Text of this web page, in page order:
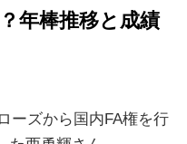
年棒推移と成績
ーズから国内FA権を行